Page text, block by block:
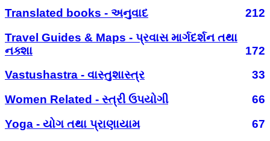
Translated books - અનુવાદ
212
Travel Guides & Maps - પ્રવાસ માર્ગદર્શન તથા
નક્શા
172
Vastushastra - વાસ્તુશાસ્ત્ર
33
Women Related - સ્ત્રી ઉપયોગી
66
Yoga - યોગ તથા પ્રાણાયામ
67